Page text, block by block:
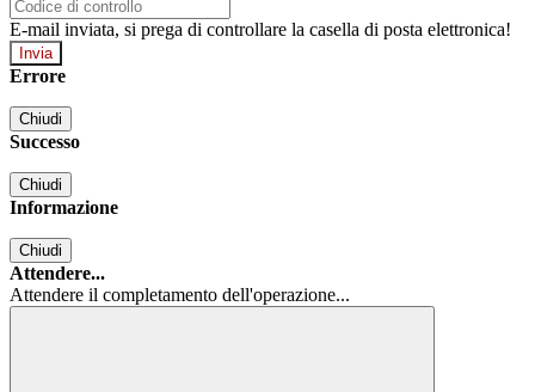
E-mail inviata, si prega di controllare la casella di posta elettronica!
Errore
Chiudi
Successo
Chiudi
Informazione
Chiudi
Attendere...
Attendere il completamento dell'operazione...